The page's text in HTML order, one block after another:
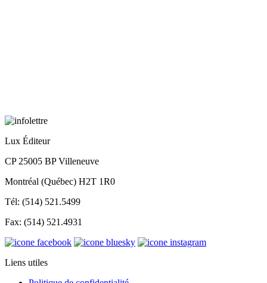
Lux Éditeur
CP 25005 BP Villeneuve
Montréal (Québec) H2T 1R0
Tél: (514) 521.5499
Fax: (514) 521.4931
Liens utiles